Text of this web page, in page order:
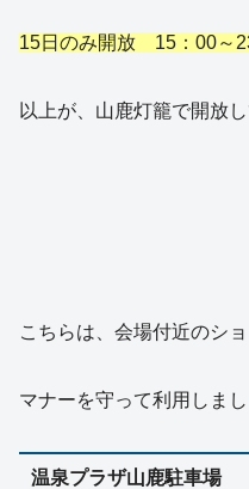
15日のみ開放 15：00～
以上が、山鹿灯籠で開放
こちらは、会場付近のシ
マナーを守って利用しまし
温泉プラザ山鹿駐車場